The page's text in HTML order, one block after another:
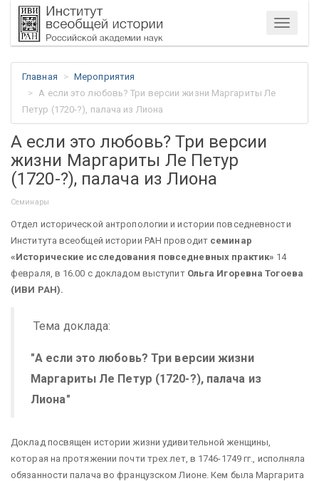
Меню
Главная
Мероприятия
А если это любовь? Три версии жизни Маргариты Ле
Петур (1720-?), палача из Лиона
А если это любовь? Три версии
жизни Маргариты Ле Петур
(1720-?), палача из Лиона
Семинары
Отдел исторической антропологии и истории повседневности
Института всеобщей истории РАН проводит семинар
«Исторические исследования повседневных практик» 14
февраля, в 16.00 с докладом выступит Ольга Игоревна Тогоева
(ИВИ РАН).
Тема доклада:
"А если это любовь? Три версии жизни
Маргариты Ле Петур (1720-?), палача из
Лиона"
Доклад посвящен истории жизни удивительной женщины,
которая на протяжении почти трех лет, в 1746-1749гг., исполняла
обязанности палача во французском Лионе. Кем была Маргарита